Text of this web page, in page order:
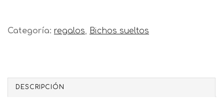
Categoría: regalos, Bichos sueltos
DESCRIPCIÓN